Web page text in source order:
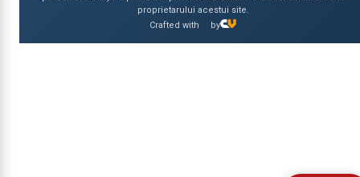
proprietarului acestui site.
Crafted with
by